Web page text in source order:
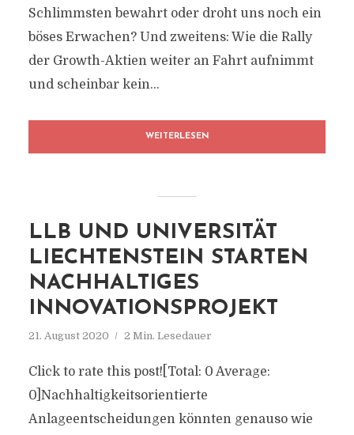
Schlimmsten bewahrt oder droht uns noch ein
böses Erwachen? Und zweitens: Wie die Rally
der Growth-Aktien weiter an Fahrt aufnimmt
und scheinbar kein...
WEITERLESEN
LLB UND UNIVERSITÄT
LIECHTENSTEIN STARTEN
NACHHALTIGES
INNOVATIONSPROJEKT
21. August 2020 2 Min. Lesedauer
Click to rate this post![Total: 0 Average:
0]Nachhaltigkeitsorientierte
Anlageentscheidungen könnten genauso wie